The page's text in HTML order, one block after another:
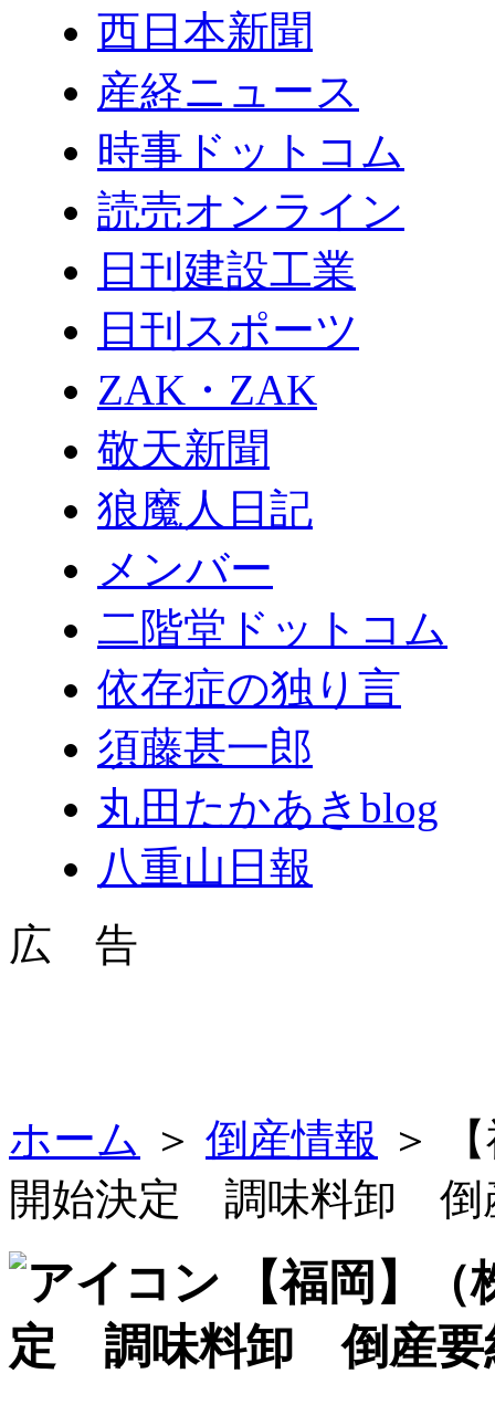
西日本新聞
産経ニュース
時事ドットコム
読売オンライン
日刊建設工業
日刊スポーツ
ZAK・ZAK
敬天新聞
狼魔人日記
メンバー
二階堂ドットコム
依存症の独り言
須藤甚一郎
丸田たかあきblog
八重山日報
広 告
ホーム ＞ 倒産情報 ＞
開始決定 調味料卸 倒
【福岡】
定 調味料卸 倒産要